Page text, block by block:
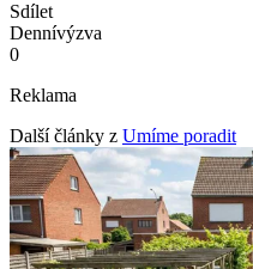
Sdílet
Dennívýzva
0
Reklama
Další články z Umíme poradit